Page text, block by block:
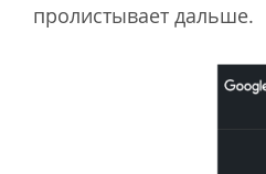
пролистывает дальше.